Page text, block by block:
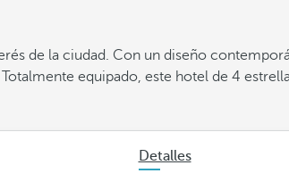
de la ciudad. Con un diseño
equipado, este hotel de 4
Detalles